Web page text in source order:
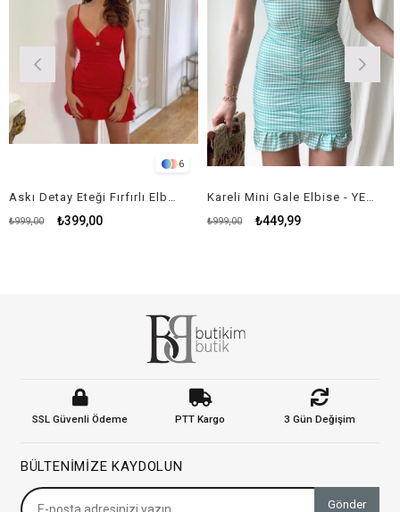
6
Askı Detay Eteği Fırfırlı Elbise - KIRMIZI
₺399,00
₺999,00
Kareli Mini Gale Elbise - YEŞİL
₺449,99
₺999,00
SSL Güvenli Ödeme PTT Kargo 3 Gün Değişim
BÜLTENIMIZE KAYDOLUN
Gönder